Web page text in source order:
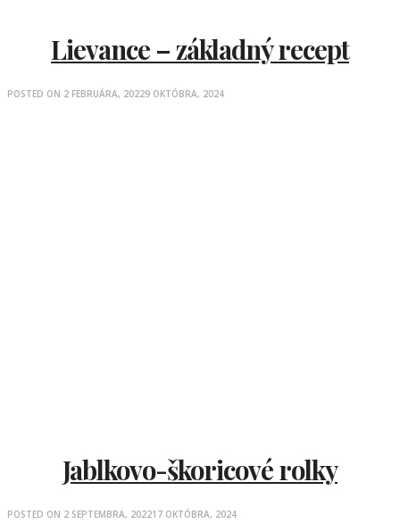
Lievance – základný recept
POSTED ON 2 FEBRUÁRA, 20229 OKTÓBRA, 2024
Jablkovo-škoricové rolky
POSTED ON 2 SEPTEMBRA, 202217 OKTÓBRA, 2024